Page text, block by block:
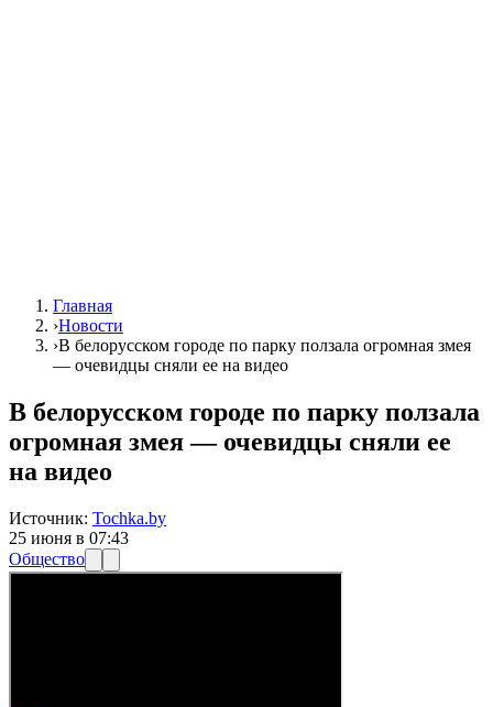
Главная
›Новости
›В белорусском городе по парку ползала огромная змея
— очевидцы сняли ее на видео
В белорусском городе по парку ползала
огромная змея — очевидцы сняли ее
на видео
Источник: Tochka.by
25 июня в 07:43
Общество